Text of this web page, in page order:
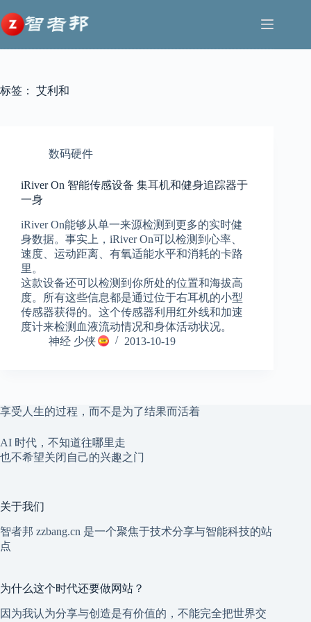
至
内
容
标签： 艾利和
数码硬件
iRiver On 智能传感设备 集耳机和健身追踪器于
一身
iRiver On能够从单一来源检测到更多的实时健
身数据。事实上，iRiver On可以检测到心率、
速度、运动距离、有氧适能水平和消耗的卡路
里。
这款设备还可以检测到你所处的位置和海拔高
度。所有这些信息都是通过位于右耳机的小型
传感器获得的。这个传感器利用红外线和加速
度计来检测血液流动情况和身体活动状况。
神经 少侠
2013-10-19
享受人生的过程，而不是为了结果而活着
AI 时代，不知道往哪里走
也不希望关闭自己的兴趣之门
关于我们
智者邦 zzbang.cn 是一个聚焦于技术分享与智能科技的站
点
为什么这个时代还要做网站？
因为我认为分享与创造是有价值的，不能完全把世界交